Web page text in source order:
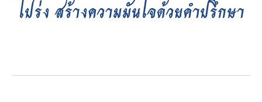
โปร่ง สร้างความมั่นใจด้วยคำปรึกษา